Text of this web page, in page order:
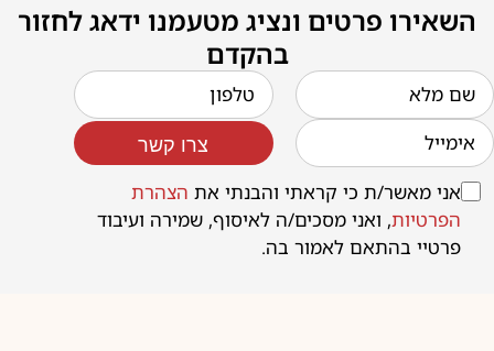
השאירו פרטים ונציג מטעמנו ידאג לחזור
בהקדם
אני מאשר/ת כי קראתי והבנתי את הצהרת
הפרטיות, ואני מסכים/ה לאיסוף, שמירה ועיבוד
פרטיי בהתאם לאמור בה.
צרו קשר